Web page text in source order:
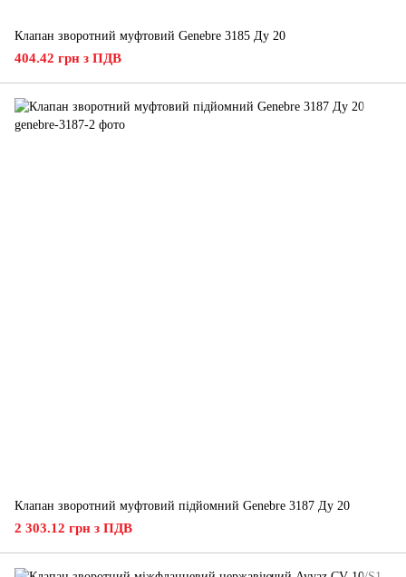
Клапан зворотний муфтовий Genebre 3185 Ду 20
404.42 грн з ПДВ
Клапан зворотний муфтовий підйомний Genebre 3187 Ду 20
2 303.12 грн з ПДВ